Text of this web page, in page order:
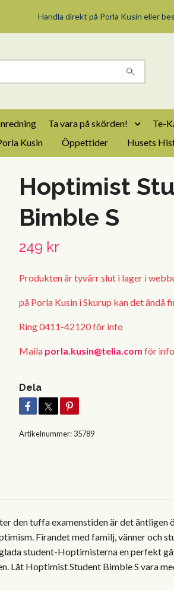
Handla direkt på Porla Kusin eller
Ta vara på skörden! Te-
Kusin Öppettider Husets
Hoptimist
Bimble S
249 kr
Produkten är tyvärr slut i lager i
på Porla Kusin i Skurup kan det ändå
Ring 0411-42120 för info
Maila porla.kusin@telia.com för info
Dela
Artikelnummer: 35789
den tuffa examenstiden är det äntligen
Firandet med familj, vänner och
student-Hoptimisterna en perfekt
Låt Hoptimist Student Bimble S vara